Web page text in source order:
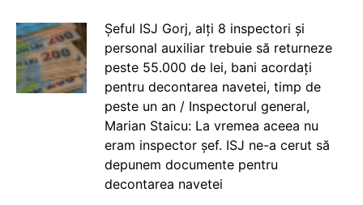
Șeful ISJ Gorj, alți 8 inspectori și
personal auxiliar trebuie să returneze
peste 55.000 de lei, bani acordați
pentru decontarea navetei, timp de
peste un an / Inspectorul general,
Marian Staicu: La vremea aceea nu
eram inspector șef. ISJ ne-a cerut să
depunem documente pentru
decontarea navetei